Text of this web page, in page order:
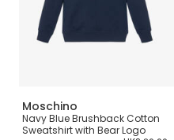
Moschino
Navy Blue Brushback Cotton
Sweatshirt with Bear Logo